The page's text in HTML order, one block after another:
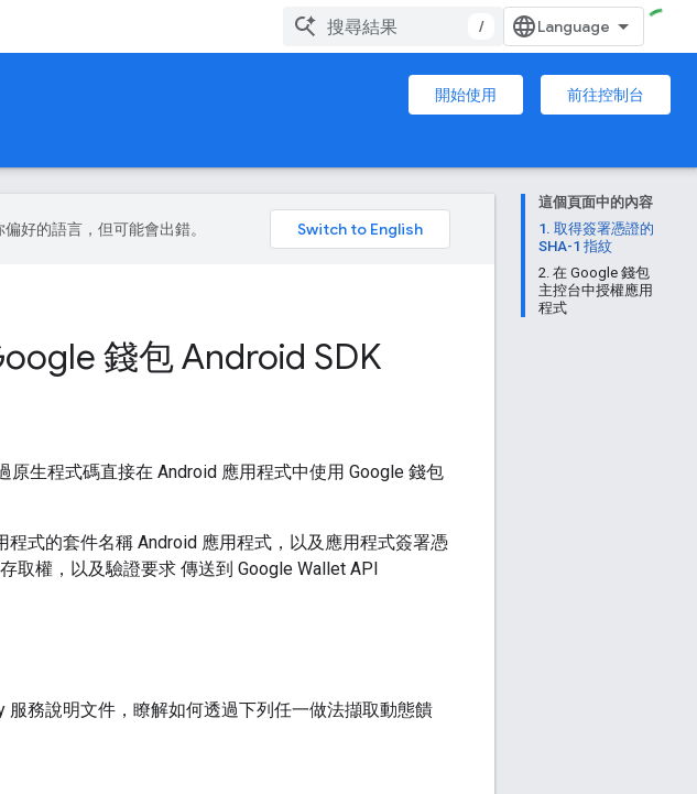
/
開始使用
前往控制台
這個頁面中的內容
1. 取得簽署憑證的
SHA-1 指紋
2. 在 Google 錢包
主控台中授權應用
程式
好的語言，但可能會出錯。
錢包 Android SDK
生程式碼直接在 Android 應用程式中使用 Google 錢包
式的套件名稱 Android 應用程式，以及應用程式簽署憑
取權，以及驗證要求 傳送到 Google Wallet API
務說明文件，瞭解如何透過下列任一做法擷取動態饋